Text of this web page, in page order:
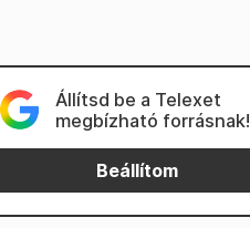
Állítsd be a Telexet
megbízható forrásnak!
Beállítom